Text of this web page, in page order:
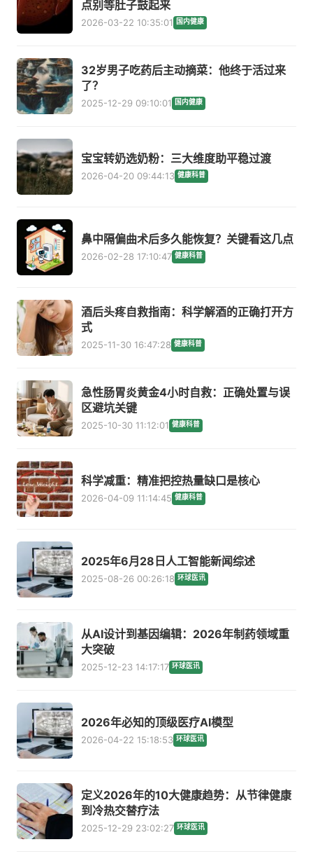
点别等肚子鼓起来
2026-03-22 10:35:01 国内健康
32岁男子吃药后主动摘菜：他终于活过来
了？
2025-12-29 09:10:01 国内健康
宝宝转奶选奶粉：三大维度助平稳过渡
2026-04-20 09:44:13 健康科普
鼻中隔偏曲术后多久能恢复？关键看这几点
2026-02-28 17:10:47 健康科普
酒后头疼自救指南：科学解酒的正确打开方
式
2025-11-30 16:47:28 健康科普
急性肠胃炎黄金4小时自救：正确处置与误
区避坑关键
2025-10-30 11:12:01 健康科普
科学减重：精准把控热量缺口是核心
2026-04-09 11:14:45 健康科普
2025年6月28日人工智能新闻综述
2025-08-26 00:26:18 环球医讯
从AI设计到基因编辑：2026年制药领域重
大突破
2025-12-23 14:17:17 环球医讯
2026年必知的顶级医疗AI模型
2026-04-22 15:18:53 环球医讯
定义2026年的10大健康趋势：从节律健康
到冷热交替疗法
2025-12-29 23:02:27 环球医讯